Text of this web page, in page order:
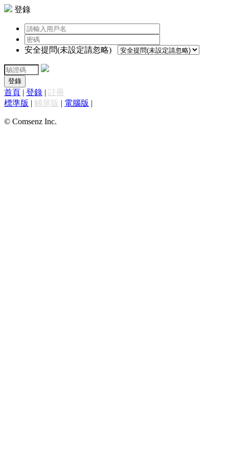
登錄
安全提問(未設定請忽略)
登錄
首頁 | 登錄 | 註冊
標準版 | 觸屏版 | 電腦版 |
© Comsenz Inc.